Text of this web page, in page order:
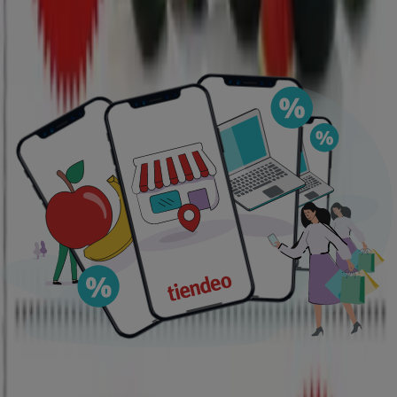
Quali offerte posso trovare a
Trapani?
Trapani è un comune dellaSicilia,capoluogo
dell’omonima provincia. Si trova nella parte occidentale
dell’Isola, a poche ore daPalermo,ed è denominata
anche città tra i due mari poiche si trova su una lingua di
terra circondata dal mare.
Trapani è conosciuta comecittà del sale e della vela,
grazie alle sue saline ancora attive ha sempre esportato
sale, e inoltre è sempre stata sede di sport a vela. Inoltre
dell’argenteria. L’economia di oggi continua a basarsi